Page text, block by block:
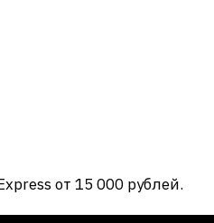
от 15 000 рублей.